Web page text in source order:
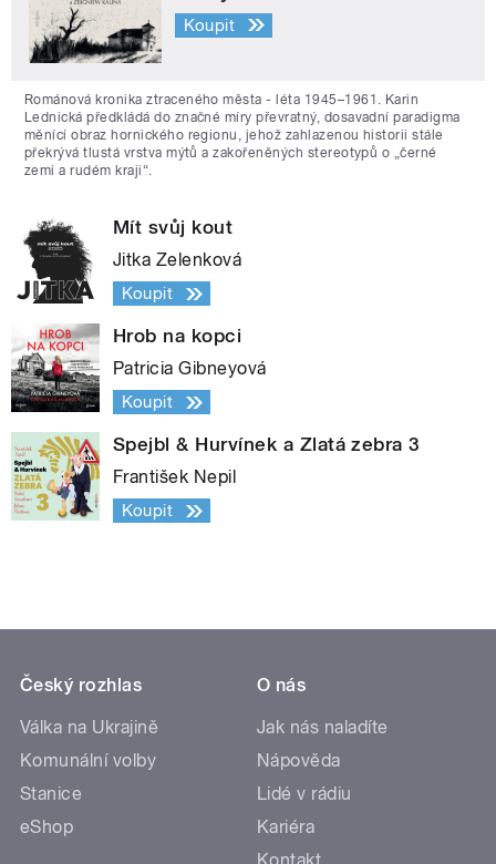
Koupit
Románová kronika ztraceného města - léta 1945–1961. Karin
Lednická předkládá do značné míry převratný, dosavadní paradigma
měnící obraz hornického regionu, jehož zahlazenou historii stále
překrývá tlustá vrstva mýtů a zakořeněných stereotypů o „černé
zemi a rudém kraji“.
Mít svůj kout
Jitka Zelenková
Koupit
Hrob na kopci
Patricia Gibneyová
Koupit
Spejbl & Hurvínek a Zlatá zebra 3
František Nepil
Koupit
Český rozhlas
Válka na Ukrajině
Komunální volby
Stanice
eShop
O nás
Jak nás naladíte
Nápověda
Lidé v rádiu
Kariéra